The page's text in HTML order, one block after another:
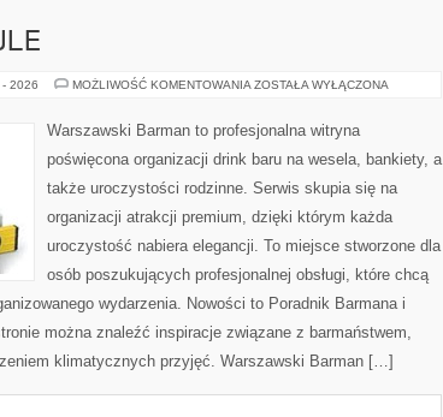
- 2026 MOŻLIWOŚĆ KOMENTOWANIA DRINKI
ZOSTAŁA WYŁĄCZONA
Warszawski Barman to profesjonalna witryna
poświęcona organizacji drink baru na wesela, bankiety, a
także uroczystości rodzinne. Serwis skupia się na
organizacji atrakcji premium, dzięki którym każda
uroczystość nabiera elegancji. To miejsce stworzone dla
osób poszukujących profesjonalnej obsługi, które chcą
wydarzenia. Nowości to Poradnik Barmana i
można znaleźć inspiracje związane z barmaństwem,
klimatycznych przyjęć. Warszawski Barman […]